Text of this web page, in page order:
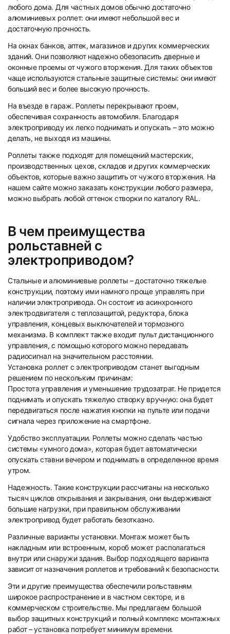
29 30
31 32
33
35 36
37 38
39 40
41 42
любого дома. Для частных домов обычно достаточно
алюминиевых роллет: они имеют небольшой вес и
достаточную прочность.
На окнах банков, аптек, магазинов и других коммерческих
зданий. Они позволяют надежно обезопасить дверные и
оконные проемы от чужого вторжения. Для таких объектов
чаще используются стальные защитные системы: они имеют
больший вес и более высокую прочность.
На въезде в гараж. Роллеты перекрывают проем,
обеспечивая сохранность автомобиля. Благодаря
электроприводу их легко поднимать и опускать – это можно
делать, не выходя из машины.
Роллеты также подходят для помещений мастерских,
производственных цехов, складов и других коммерческих
объектов, которые важно защитить от чужого вторжения. На
нашем сайте можно заказать конструкции любого размера,
можно выбрать любой оттенок створки по каталогу RAL.
В чем преимущества
рольставней с
электроприводом?
Стальные и алюминиевые роллеты – достаточно тяжелые
конструкции, поэтому ими намного проще управлять при
наличии электропривода. Он состоит из асинхронного
электродвигателя с теплозащитой, редуктора, блока
управления, концевых выключателей и тормозного
механизма. В комплект также входит пульт дистанционного
управления, с помощью которого можно передавать
радиосигнал на значительном расстоянии.
Установка роллет с электроприводом станет выгодным
решением по нескольким причинам:
Простота управления и уменьшение трудозатрат. Не придется
поднимать и опускать тяжелую створку вручную: она будет
передвигаться после нажатия кнопки на пульте или подачи
сигнала через приложение на смартфоне.
Удобство эксплуатации. Роллеты можно сделать частью
системы «умного дома», которая будет автоматически
опускать ставни вечером и поднимать в определенное время
утром.
Надежность. Такие конструкции рассчитаны на несколько
тысяч циклов открывания и закрывания, они выдерживают
большие нагрузки, при правильном обслуживании
электропривод будет работать безотказно.
Различные варианты установки. Монтаж может быть
накладным или встроенным, короб может располагаться
внутри или снаружи здания. Выбор подходящего варианта
зависит от назначения роллетов и требований к безопасности.
Эти и другие преимущества обеспечили рольставням
широкое распространение и в частном секторе, и в
коммерческом строительстве. Мы предлагаем большой
выбор защитных конструкций и полный комплекс монтажных
работ – установка потребует минимум времени.